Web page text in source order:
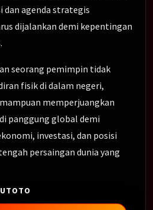
agenda strategis
dijalankan demi kepentingan
seorang pemimpin tidak
fisik di dalam negeri,
memperjuangkan
panggung global demi
investasi, dan posisi
persaingan dunia yang